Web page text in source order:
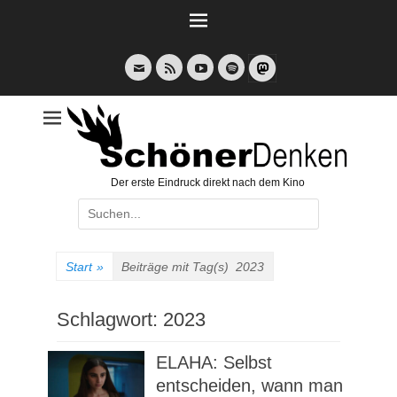
E-
Mail
Feed YouTubeSpotify
Der erste Eindruck direkt nach dem Kino
Suche
nach:
Start » Beiträge mit Tag(s) 2023
Schlagwort: 2023
ELAHA: Selbst
entscheiden, wann man